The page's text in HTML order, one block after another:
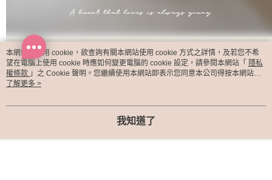
本網站中使用 cookie，欲查詢有關本網站使用 cookie 方式之詳情，及若您不希
望在電腦上使用 cookie 時應如何變更電腦的 cookie 設定，請參閱本網站「 隱私
權條款 」之 Cookie 聲明。您繼續使用本網站即表示您同意本公司得按本網站使
用條款之 Cookie 聲明使用 cookie。
了解更多 >
我知道了